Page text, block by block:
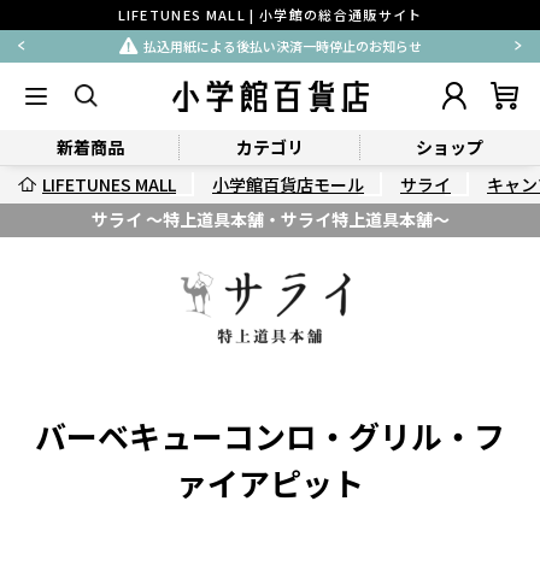
LIFETUNES MALL | 小学館の総合通販サイト
払込用紙による後払い決済一時停止のお知らせ
新着商品 カテゴリ
ショップ
LIFETUNES MALL
小学館百貨店モール サライ
キャ
サライ ～特上道具本舗・サライ特上道具本舗～
バーベキューコンロ・グリル・フ
ァイアピット